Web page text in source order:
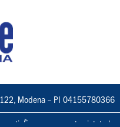
Modena – PI 04155780366
È espressamente vietata la